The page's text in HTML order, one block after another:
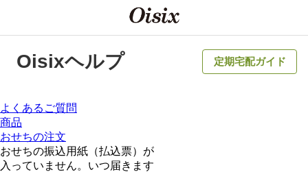
Oisixヘルプ 定期宅配ガイド
よくあるご質問
商品
おせちの注文
おせちの振込用紙（払込票）が
入っていません。いつ届きます